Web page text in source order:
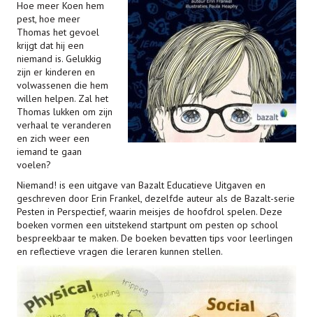
Hoe meer Koen hem
pest, hoe meer
Thomas het gevoel
krijgt dat hij een
niemand is. Gelukkig
zijn er kinderen en
volwassenen die hem
willen helpen. Zal het
Thomas lukken om zijn
verhaal te veranderen
en zich weer een
iemand te gaan
voelen?
Niemand! is een uitgave van Bazalt Educatieve Uitgaven en
geschreven door Erin Frankel, dezelfde auteur als de Bazalt-serie
Pesten in Perspectief, waarin meisjes de hoofdrol spelen. Deze
boeken vormen een uitstekend startpunt om pesten op school
bespreekbaar te maken. De boeken bevatten tips voor leerlingen
en reflectieve vragen die leraren kunnen stellen.